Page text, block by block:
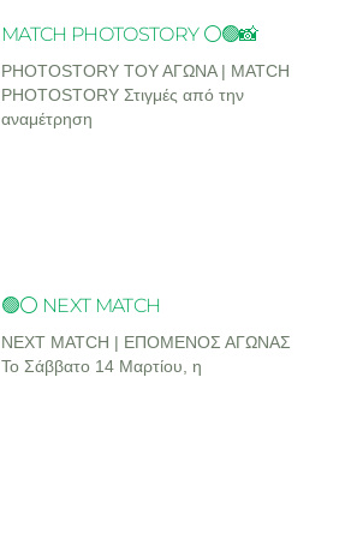
MATCH PHOTOSTORY ⚪🟢📸
PHOTOSTORY ΤΟΥ ΑΓΩΝΑ | MATCH
PHOTOSTORY Στιγμές από την
αναμέτρηση
🟢⚪ NEXT MATCH
NEXT MATCH | ΕΠΟΜΕΝΟΣ ΑΓΩΝΑΣ
Το Σάββατο 14 Μαρτίου, η